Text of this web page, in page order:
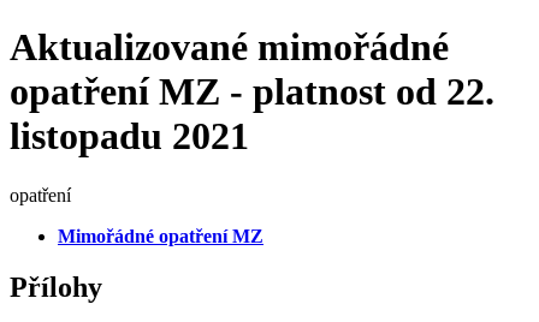
Aktualizované mimořádné
opatření MZ - platnost od 22.
listopadu 2021
opatření
Mimořádné opatření MZ
Přílohy